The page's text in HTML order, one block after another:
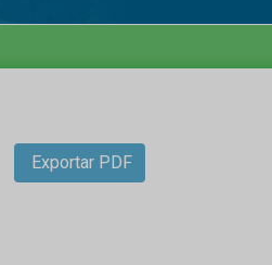
Exportar PDF